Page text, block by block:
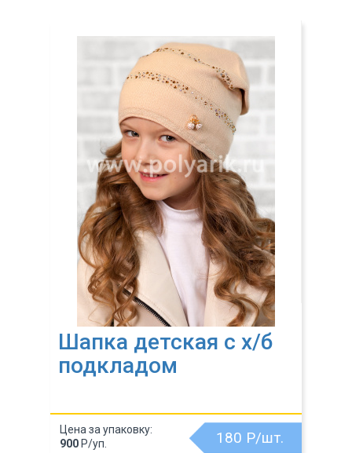
Шапка детская с х/б
подкладом
180 Р/шт.
Цена за упаковку:
900 Р/уп.